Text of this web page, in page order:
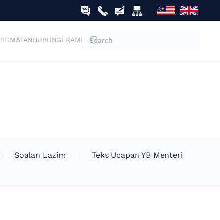
HUBUNGI KAMI
Soalan Lazim Teks Ucapan YB Menteri